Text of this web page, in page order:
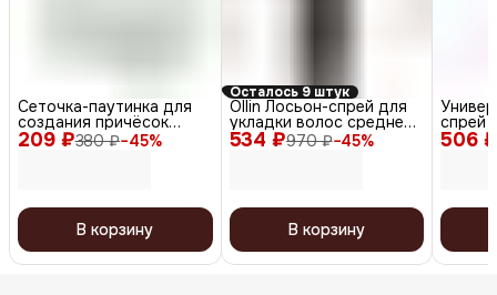
209 ₽380 ₽−45%
Сеточка-паутинка для
создания причёсок
большая СЕ102, белый, 2
шт.
В корзину
Осталось 9 штук
534 ₽970 ₽−45%
Ollin Лосьон-спрей для
укладки волос средней
фиксации / Style, 250 мл
В корзину
506 ₽
спрей